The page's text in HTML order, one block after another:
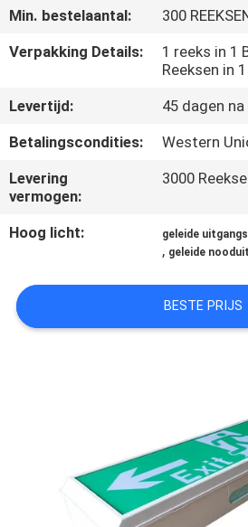
CONTACTEER
ONS
VERZOEK
OM EEN
CITAAT
SITEMAP
PRIVACYBELEID
Min. bestelaantal:
300
Verpakking Details:
1 reeks in 1
Reeksen in
Levertijd:
45 dagen
Betalingscondities:
Western
Levering
vermogen:
3000
Hoog licht: geleide
, geleide
BESTE PRIJS